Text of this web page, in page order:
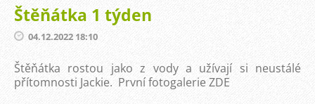
Štěňátka 1 týden
04.12.2022 18:10
Štěňátka rostou jako z vody a užívají si neustálé
přítomnosti Jackie. První fotogalerie ZDE